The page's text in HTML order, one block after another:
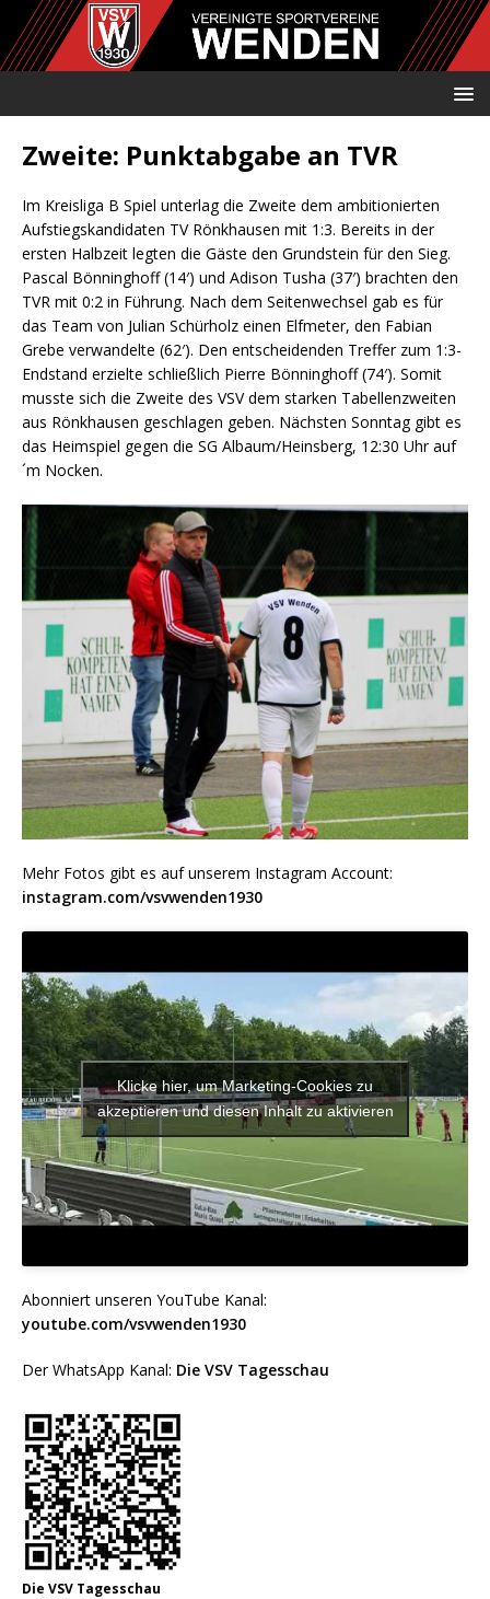
Zweite: Punktabgabe an TVR
Im Kreisliga B Spiel unterlag die Zweite dem ambitionierten
Aufstiegskandidaten TV Rönkhausen mit 1:3. Bereits in der
ersten Halbzeit legten die Gäste den Grundstein für den Sieg.
Pascal Bönninghoff (14′) und Adison Tusha (37′) brachten den
TVR mit 0:2 in Führung. Nach dem Seitenwechsel gab es für
das Team von Julian Schürholz einen Elfmeter, den Fabian
Grebe verwandelte (62′). Den entscheidenden Treffer zum 1:3-
Endstand erzielte schließlich Pierre Bönninghoff (74′). Somit
musste sich die Zweite des VSV dem starken Tabellenzweiten
aus Rönkhausen geschlagen geben. Nächsten Sonntag gibt es
das Heimspiel gegen die SG Albaum/Heinsberg, 12:30 Uhr auf
´m Nocken.
Mehr Fotos gibt es auf unserem Instagram Account:
instagram.com/vsvwenden1930
Klicke hier, um Marketing-Cookies zu
akzeptieren und diesen Inhalt zu aktivieren
Abonniert unseren YouTube Kanal:
youtube.com/vsvwenden1930
Der WhatsApp Kanal: Die VSV Tagesschau
Die VSV Tagesschau